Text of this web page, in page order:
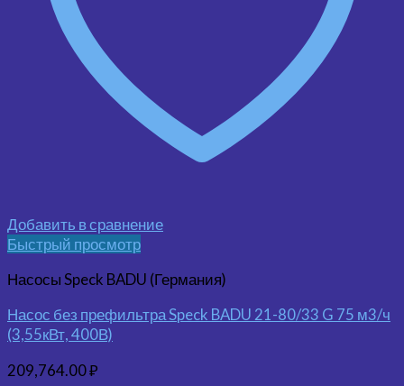
Добавить в сравнение
Быстрый просмотр
Насосы Speck BADU (Германия)
Насос без префильтра Speck BADU 21-80/33 G 75 м3/ч
(3,55кВт, 400В)
209,764.00₽